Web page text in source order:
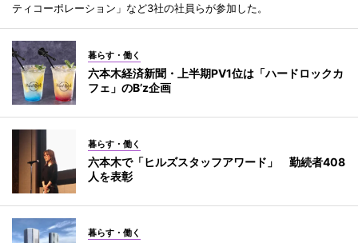
ティコーポレーション」など3社の社員らが参加した。
暮らす・働く
六本木経済新聞・上半期PV1位は「ハードロックカ
フェ」のB’z企画
暮らす・働く
六本木で「ヒルズスタッフアワード」 勤続者408
人を表彰
暮らす・働く